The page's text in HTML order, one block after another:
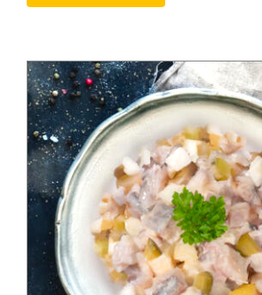
Salate
Klöße
Dips
Soßen
Produkt-Übersicht Jetzt vorbestellen
Produkte nach Allergenen